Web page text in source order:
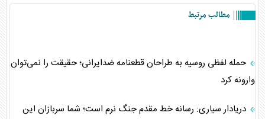
مطالب مرتبط
حمله لفظی روسیه به طراحان قطعنامه ضدایرانی؛ حقیقت را نمی‌توان
وارونه کرد
دریادار سیاری: رسانه خط مقدم جنگ نرم است؛ شما سربازان این